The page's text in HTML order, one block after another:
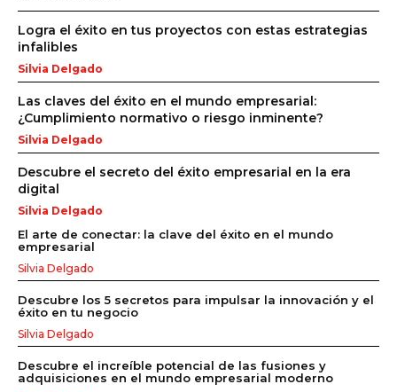
Logra el éxito en tus proyectos con estas estrategias
infalibles
Silvia Delgado
Las claves del éxito en el mundo empresarial:
¿Cumplimiento normativo o riesgo inminente?
Silvia Delgado
Descubre el secreto del éxito empresarial en la era
digital
Silvia Delgado
El arte de conectar: la clave del éxito en el mundo
empresarial
Silvia Delgado
Descubre los 5 secretos para impulsar la innovación y el
éxito en tu negocio
Silvia Delgado
Descubre el increíble potencial de las fusiones y
adquisiciones en el mundo empresarial moderno